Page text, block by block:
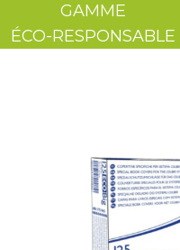
GAMME
ÉCO-RESPONSABLE